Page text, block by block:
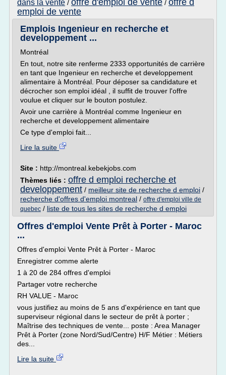
dans la vente / offre d'emploi de vente / offre d
emploi de vente
Emplois Ingenieur en recherche et
developpement ...
Montréal
En tout, notre site renferme 2333 opportunités de carrière
en tant que Ingenieur en recherche et developpement
alimentaire à Montréal. Pour déposer sa candidature et
décrocher son emploi idéal , il suffit de trouver l'offre
voulue et cliquer sur le bouton postulez.
Avoir une carrière à Montréal comme Ingenieur en
recherche et developpement alimentaire
Ce type d'emploi fait...
Lire la suite
Site : http://montreal.kebekjobs.com
Thèmes liés : offre d emploi recherche et
developpement / meilleur site de recherche d emploi /
recherche d'offres d'emploi montreal / offre d'emploi ville de
quebec / liste de tous les sites de recherche d emploi
Offres d'emploi Vente Prêt à Porter - Maroc
...
Offres d'emploi Vente Prêt à Porter - Maroc
Enregistrer comme alerte
1 à 20 de 284 offres d'emploi
Partager votre recherche
RH VALUE - Maroc
vous justifiez au moins de 5 ans d'expérience en tant que
superviseur régional dans le secteur de prêt à porter ;
Maîtrise des techniques de vente... poste : Area Manager
Prêt à Porter (zone Nord/Sud/Centre) H/F Métier : Métiers
des...
Lire la suite